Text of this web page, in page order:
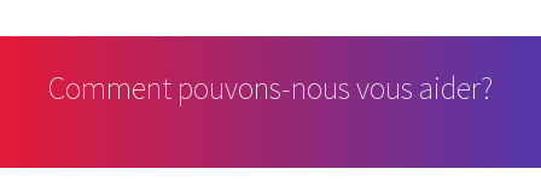
Comment pouvons-nous vous aider?